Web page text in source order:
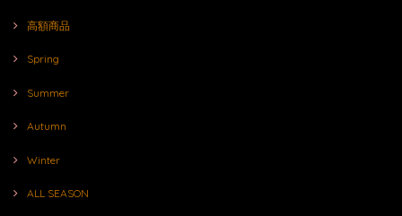
高額商品
Spring
Summer
Autumn
Winter
ALL SEASON